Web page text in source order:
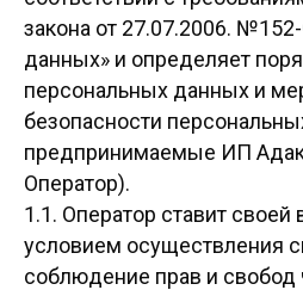
закона от 27.07.2006.
данных» и определяет
персональных данных и
безопасности
предпринимаемые ИП
Оператор).
1.1. Оператор ставит
условием осуществления
соблюдение прав и свобод